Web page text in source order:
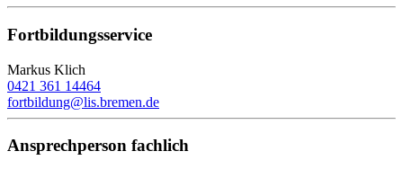
Fortbildungsservice
Markus Klich
0421 361 14464
fortbildung@lis.bremen.de
Ansprechperson fachlich